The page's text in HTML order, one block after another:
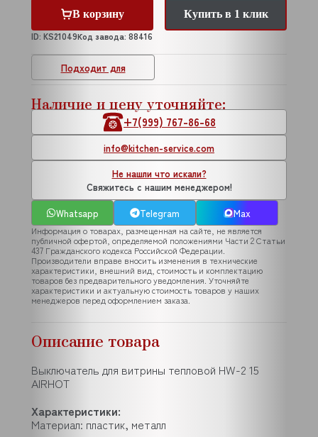
Подходит для
В корзину
Купить в 1 клик
ID: KS21049Код завода: 88416
Наличие и цену уточняйте:
+7(999) 767-86-68
info@kitchen-service.com
Не нашли что искали?
Свяжитесь с нашим менеджером!
Whatsapp
Telegram Max
Информация о товарах, размещенная на сайте, не является
публичной офертой, определяемой положениями Части 2 Статьи
437 Гражданского кодекса Российской Федерации.
Производители вправе вносить изменения в технические
характеристики, внешний вид, стоимость и комплектацию
товаров без предварительного уведомления. Уточняйте
характеристики и актуальную стоимость товаров у наших
менеджеров перед оформлением заказа.
Описание товара
Выключатель для витрины тепловой HW-2 15
AIRHOT
Характеристики:
Материал: пластик, металл